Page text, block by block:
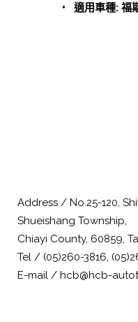
• 適用車種:
Address / No.25-120,
Shueishang Township,
Chiayi County, 60859,
Tel / (05)260-3816,
E-mail / hcb@hcb-